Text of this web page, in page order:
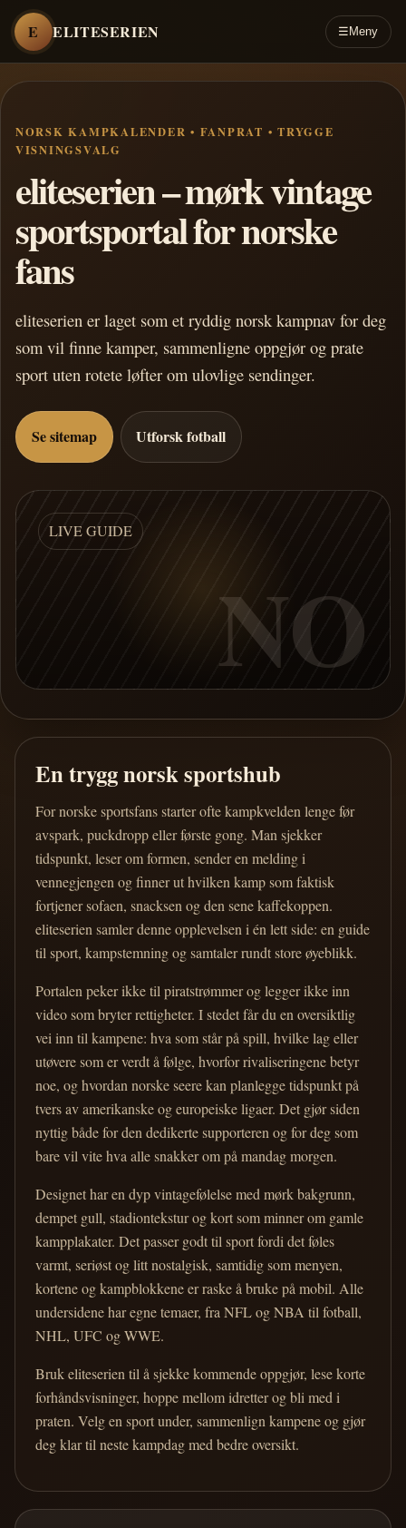
E ELITESERIEN ☰ Meny
NORSK KAMPKALENDER • FANPRAT • TRYGGE
VISNINGSVALG
eliteserien – mørk vintage
sportsportal for norske
fans
eliteserien er laget som et ryddig norsk kampnav for deg
som vil finne kamper, sammenligne oppgjør og prate
sport uten rotete løfter om ulovlige sendinger.
Se sitemap Utforsk fotball
LIVE GUIDE
NO
En trygg norsk sportshub
For norske sportsfans starter ofte kampkvelden lenge før
avspark, puckdropp eller første gong. Man sjekker
tidspunkt, leser om formen, sender en melding i
vennegjengen og finner ut hvilken kamp som faktisk
fortjener sofaen, snacksen og den sene kaffekoppen.
eliteserien samler denne opplevelsen i én lett side: en guide
til sport, kampstemning og samtaler rundt store øyeblikk.
Portalen peker ikke til piratstrømmer og legger ikke inn
video som bryter rettigheter. I stedet får du en oversiktlig
vei inn til kampene: hva som står på spill, hvilke lag eller
utøvere som er verdt å følge, hvorfor rivaliseringene betyr
noe, og hvordan norske seere kan planlegge tidspunkt på
tvers av amerikanske og europeiske ligaer. Det gjør siden
nyttig både for den dedikerte supporteren og for deg som
bare vil vite hva alle snakker om på mandag morgen.
Designet har en dyp vintagefølelse med mørk bakgrunn,
dempet gull, stadiontekstur og kort som minner om gamle
kampplakater. Det passer godt til sport fordi det føles
varmt, seriøst og litt nostalgisk, samtidig som menyen,
kortene og kampblokkene er raske å bruke på mobil. Alle
undersidene har egne temaer, fra NFL og NBA til fotball,
NHL, UFC og WWE.
Bruk eliteserien til å sjekke kommende oppgjør, lese korte
forhåndsvisninger, hoppe mellom idretter og bli med i
praten. Velg en sport under, sammenlign kampene og gjør
deg klar til neste kampdag med bedre oversikt.